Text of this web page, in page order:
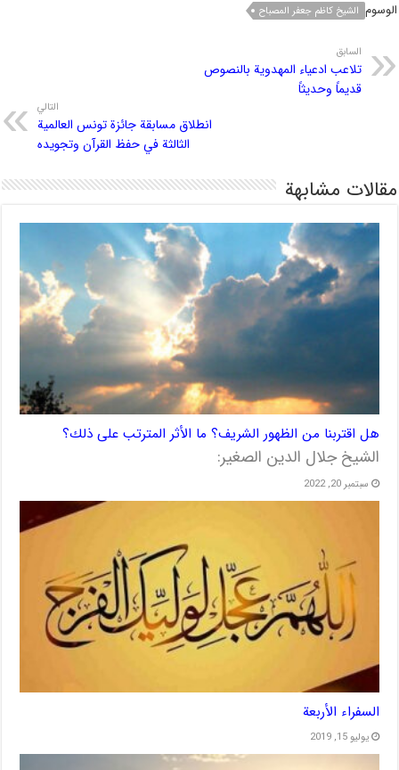
الوسوم الشيخ كاظم جعفر المصباح
السابق
تلاعب ادعياء المهدوية بالنصوص
قديماً وحديثاً
التالي
انطلاق مسابقة جائزة تونس العالمية
الثالثة في حفظ القرآن وتجويده
مقالات مشابهة
هل اقتربنا من الظهور الشريف؟ ما الأثر المترتب على ذلك؟
الشيخ جلال الدين الصغير:
سبتمبر 20, 2022
السفراء الأربعة
يوليو 15, 2019